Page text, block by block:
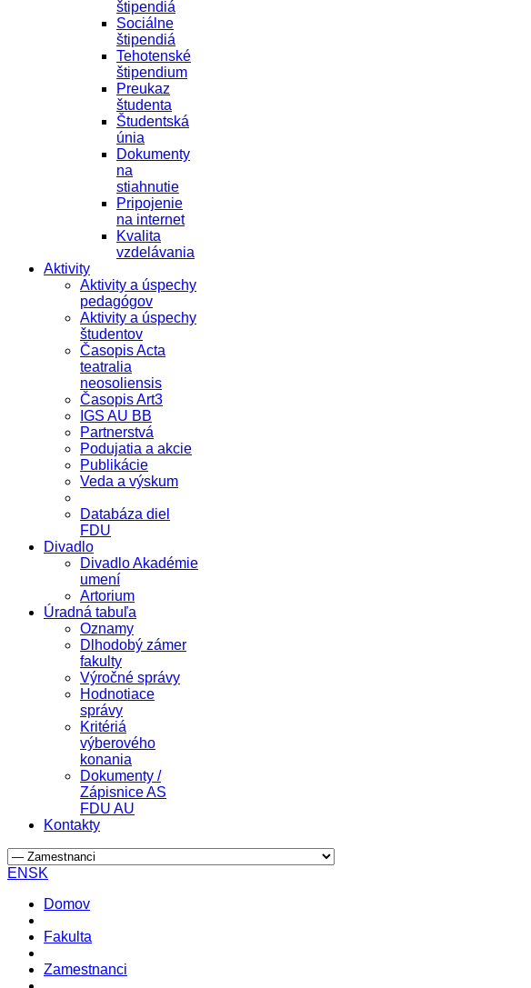
štipendiá
Sociálne
štipendiá
Tehotenské
štipendium
Preukaz
študenta
Študentská
únia
Dokumenty
na
stiahnutie
Pripojenie
na internet
Kvalita
vzdelávania
Aktivity
Aktivity a úspechy
pedagógov
Aktivity a úspechy
študentov
Časopis Acta
teatralia
neosoliensis
Časopis Art3
IGS AU BB
Partnerstvá
Podujatia a akcie
Publikácie
Veda a výskum
Databáza diel
FDU
Divadlo
Divadlo Akadémie
umení
Artorium
Úradná tabuľa
Oznamy
Dlhodobý zámer
fakulty
Výročné správy
Hodnotiace
správy
Kritériá
výberového
konania
Dokumenty /
Zápisnice AS
FDU AU
Kontakty
EN SK
Domov
Fakulta
Zamestnanci